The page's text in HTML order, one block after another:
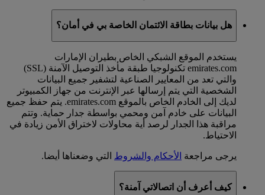
هل بيانات بطاقة الائتمان الخاصة بي في أمان؟
يستخدم الموقع الشبكي الخاص بطيران الإمارات
emirates.com تكنولوجيا طبقة مأخذ التوصيل الآمنة (SSL)
والتي تعد من المعايير الصناعية لتشفير جميع البيانات
الشخصية التي يتم إرسالها عبر الإنترنت من جهاز الكمبيوتر
لديك إلى الخادم الخاص بالموقع emirates.com. يتم حفظ جميع
البيانات على خادم آمن ومحمي بواسطة جدار حماية. وتتم
مراقبة هذا الجدار لرصد أية محاولات لاختراق الأمن زيادة في
الاحتياط.
يرجى مراجعة الأحكام والشروط التي وضعناها أيضا.
كيف أعرف أن اتصالاتي آمنة؟